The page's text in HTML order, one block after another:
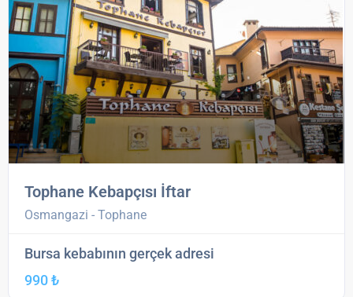
Tophane Kebapçısı İftar
Osmangazi - Tophane
Bursa kebabının gerçek adresi
990 ₺